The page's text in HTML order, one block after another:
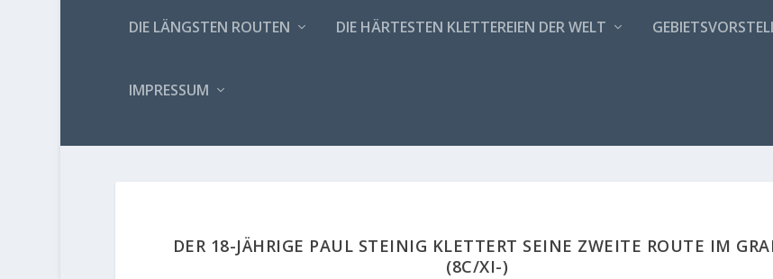
DIE LÄNGSTEN ROUTEN DIE HÄRTESTEN KLETTEREIEN DER WELT
IMPRESSUM
DER 18-JÄHRIGE PAUL STEINIG KLETTERT SEINE ZWEITE ROUTE IM
(8C/XI-)